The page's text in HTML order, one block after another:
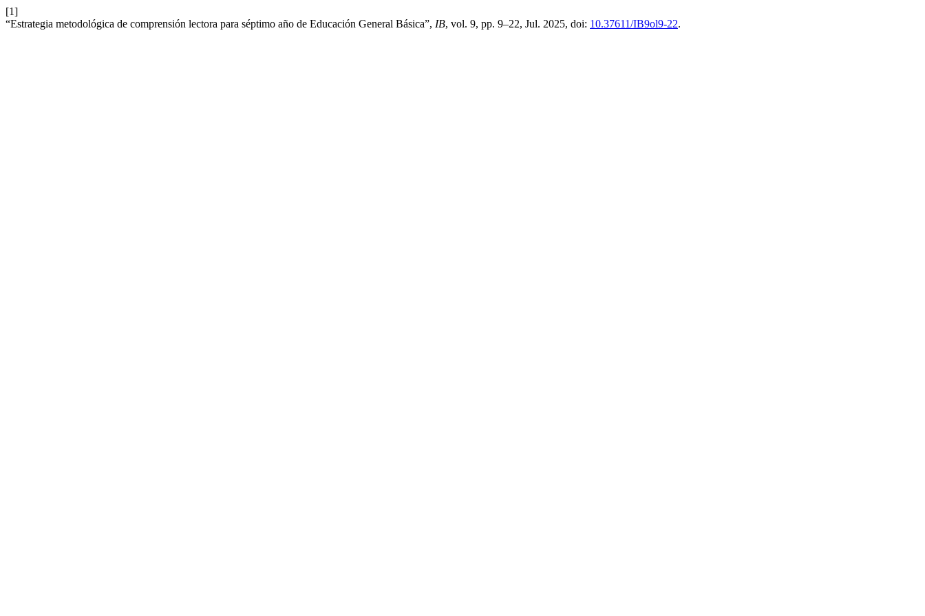
[1]
“Estrategia metodológica de comprensión lectora para séptimo año de Educación General Básica”, IB, vol. 9, pp. 9–22, Jul. 2025, doi: 10.37611/IB9ol9-22.